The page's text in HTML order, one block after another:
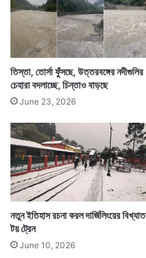
তিস্তা, তোর্সা ফুঁসছে, উত্তরবঙ্গের নদীগুলির
চেহারা বদলাচ্ছে, চিন্তাও বাড়ছে
June 23, 2026
নতুন ইতিহাস রচনা করল দার্জিলিংয়ের বিখ্যাত
টয় ট্রেন
June 10, 2026